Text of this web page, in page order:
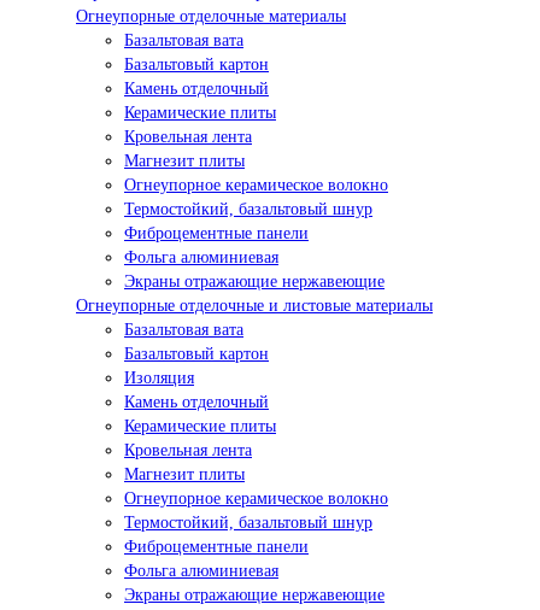
Огнеупорные отделочные материалы
Базальтовая вата
Базальтовый картон
Камень отделочный
Керамические плиты
Кровельная лента
Магнезит плиты
Огнеупорное керамическое волокно
Термостойкий, базальтовый шнур
Фиброцементные панели
Фольга алюминиевая
Экраны отражающие нержавеющие
Огнеупорные отделочные и листовые материалы
Базальтовая вата
Базальтовый картон
Изоляция
Камень отделочный
Керамические плиты
Кровельная лента
Магнезит плиты
Огнеупорное керамическое волокно
Термостойкий, базальтовый шнур
Фиброцементные панели
Фольга алюминиевая
Экраны отражающие нержавеющие